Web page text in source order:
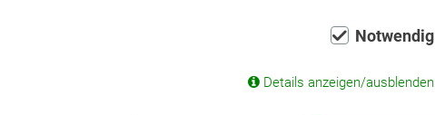
Notwendig
Details anzeigen/ausblenden